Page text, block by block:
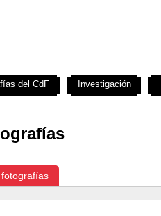
del CdF Investigación